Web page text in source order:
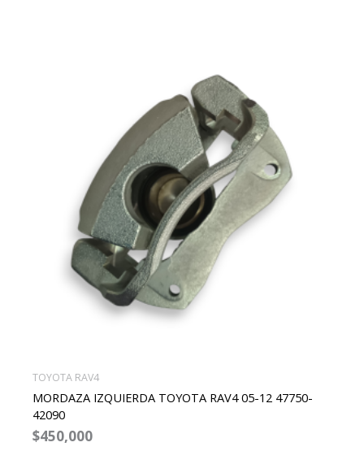
TOYOTA RAV4
MORDAZA IZQUIERDA TOYOTA RAV4 05-12 47750-
42090
$450,000